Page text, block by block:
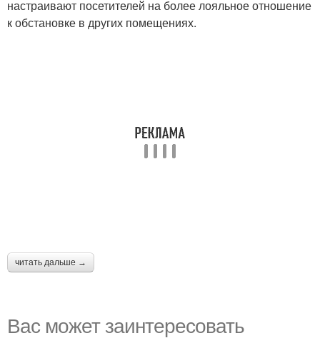
настраивают посетителей на более лояльное отношение
к обстановке в других помещениях.
читать дальше →
Вас может заинтересовать